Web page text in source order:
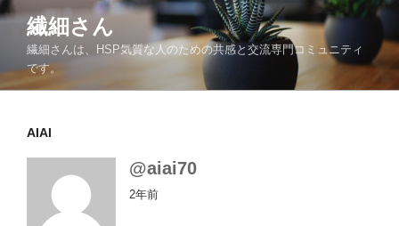
コ
ン
ツ
繊細さん
繊細さんは、HSP気質な人のための共感と交流専門コミュニティ
です。
AIAI
@aiai70
2年前